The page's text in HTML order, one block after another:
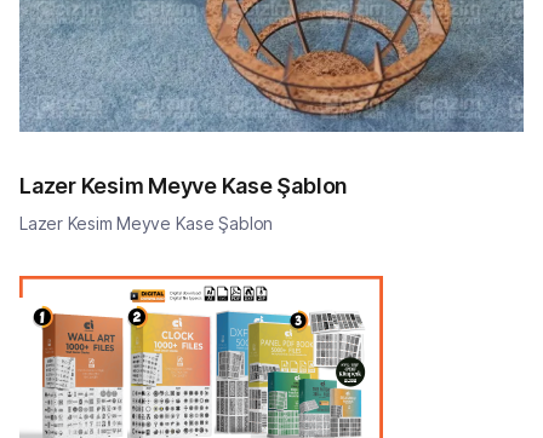
Lazer Kesim Meyve Kase Şablon
Lazer Kesim Meyve Kase Şablon